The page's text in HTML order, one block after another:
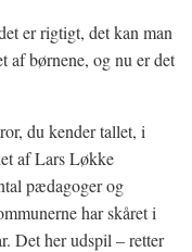
er rigtigt, det kan man
af børnene, og nu er det
du kender tallet, i
af Lars Løkke
pædagoger og
har skåret i
Det her udspil – retter